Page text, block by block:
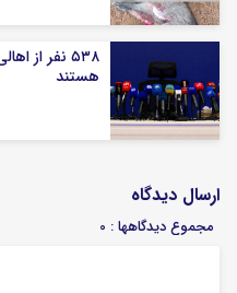
۵۳۸ نفر از
هستند
ارسال دیدگاه
مجموع دیدگاهها : 0